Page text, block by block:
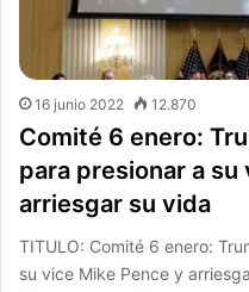
16 junio 2022 12.870
Comité 6 enero:
para presionar a
arriesgar su vida
TITULO: Comité 6 enero:
su vice Mike Pence y